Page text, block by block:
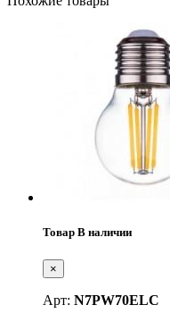
Товар В наличии
×
Арт: N7PW70ELC